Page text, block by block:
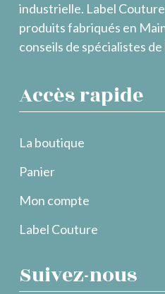
industrielle. Label
produits fabriqués en
conseils de spécialistes
Accès rapide
La boutique
Panier
Mon compte
Label Couture
Suivez-nous